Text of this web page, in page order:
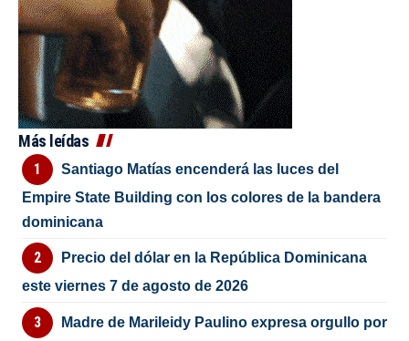
Más leídas
Santiago Matías encenderá las luces del
Empire State Building con los colores de la bandera
dominicana
Precio del dólar en la República Dominicana
este viernes 7 de agosto de 2026
Madre de Marileidy Paulino expresa orgullo por